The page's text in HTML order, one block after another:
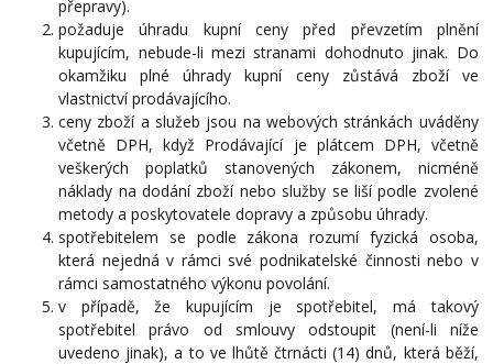
přepravy).
požaduje úhradu kupní ceny před převzetím plnění
kupujícím, nebude-li mezi stranami dohodnuto jinak. Do
okamžiku plné úhrady kupní ceny zůstává zboží ve
vlastnictví prodávajícího.
ceny zboží a služeb jsou na webových stránkách uváděny
včetně DPH, když Prodávající je plátcem DPH, včetně
veškerých poplatků stanovených zákonem, nicméně
náklady na dodání zboží nebo služby se liší podle zvolené
metody a poskytovatele dopravy a způsobu úhrady.
spotřebitelem se podle zákona rozumí fyzická osoba,
která nejedná v rámci své podnikatelské činnosti nebo v
rámci samostatného výkonu povolání.
v případě, že kupujícím je spotřebitel, má takový
spotřebitel právo od smlouvy odstoupit (není-li níže
uvedeno jinak), a to ve lhůtě čtrnácti (14) dnů, která běží,